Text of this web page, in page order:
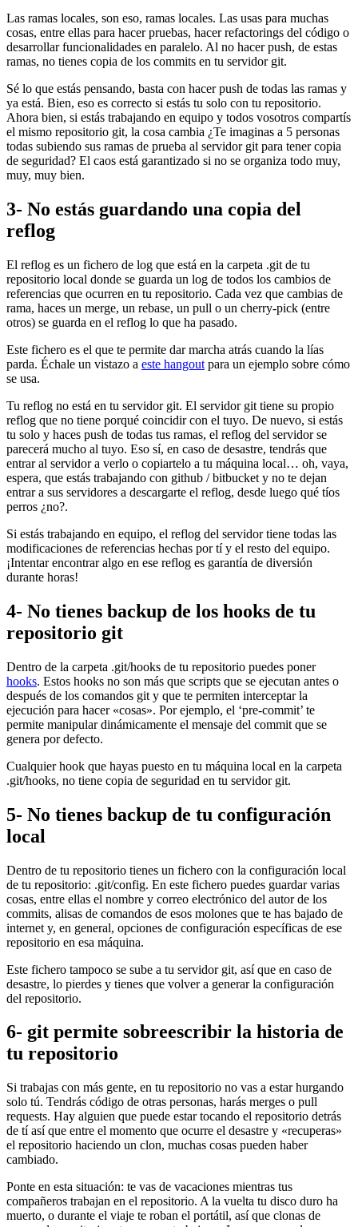
Las ramas locales, son eso, ramas locales. Las usas para muchas
cosas, entre ellas para hacer pruebas, hacer refactorings del código o
desarrollar funcionalidades en paralelo. Al no hacer push, de estas
ramas, no tienes copia de los commits en tu servidor git.
Sé lo que estás pensando, basta con hacer push de todas las ramas y
ya está. Bien, eso es correcto si estás tu solo con tu repositorio.
Ahora bien, si estás trabajando en equipo y todos vosotros compartís
el mismo repositorio git, la cosa cambia ¿Te imaginas a 5 personas
todas subiendo sus ramas de prueba al servidor git para tener copia
de seguridad? El caos está garantizado si no se organiza todo muy,
muy, muy bien.
3- No estás guardando una copia del
reflog
El reflog es un fichero de log que está en la carpeta .git de tu
repositorio local donde se guarda un log de todos los cambios de
referencias que ocurren en tu repositorio. Cada vez que cambias de
rama, haces un merge, un rebase, un pull o un cherry-pick (entre
otros) se guarda en el reflog lo que ha pasado.
Este fichero es el que te permite dar marcha atrás cuando la lías
parda. Échale un vistazo a este hangout para un ejemplo sobre cómo
se usa.
Tu reflog no está en tu servidor git. El servidor git tiene su propio
reflog que no tiene porqué coincidir con el tuyo. De nuevo, si estás
tu solo y haces push de todas tus ramas, el reflog del servidor se
parecerá mucho al tuyo. Eso sí, en caso de desastre, tendrás que
entrar al servidor a verlo o copiartelo a tu máquina local… oh, vaya,
espera, que estás trabajando con github / bitbucket y no te dejan
entrar a sus servidores a descargarte el reflog, desde luego qué tíos
perros ¿no?.
Si estás trabajando en equipo, el reflog del servidor tiene todas las
modificaciones de referencias hechas por tí y el resto del equipo.
¡Intentar encontrar algo en ese reflog es garantía de diversión
durante horas!
4- No tienes backup de los hooks de tu
repositorio git
Dentro de la carpeta .git/hooks de tu repositorio puedes poner
hooks. Estos hooks no son más que scripts que se ejecutan antes o
después de los comandos git y que te permiten interceptar la
ejecución para hacer «cosas». Por ejemplo, el ‘pre-commit’ te
permite manipular dinámicamente el mensaje del commit que se
genera por defecto.
Cualquier hook que hayas puesto en tu máquina local en la carpeta
.git/hooks, no tiene copia de seguridad en tu servidor git.
5- No tienes backup de tu configuración
local
Dentro de tu repositorio tienes un fichero con la configuración local
de tu repositorio: .git/config. En este fichero puedes guardar varias
cosas, entre ellas el nombre y correo electrónico del autor de los
commits, alisas de comandos de esos molones que te has bajado de
internet y, en general, opciones de configuración específicas de ese
repositorio en esa máquina.
Este fichero tampoco se sube a tu servidor git, así que en caso de
desastre, lo pierdes y tienes que volver a generar la configuración
del repositorio.
6- git permite sobreescribir la historia de
tu repositorio
Si trabajas con más gente, en tu repositorio no vas a estar hurgando
solo tú. Tendrás código de otras personas, harás merges o pull
requests. Hay alguien que puede estar tocando el repositorio detrás
de tí así que entre el momento que ocurre el desastre y «recuperas»
el repositorio haciendo un clon, muchas cosas pueden haber
cambiado.
Ponte en esta situación: te vas de vacaciones mientras tus
compañeros trabajan en el repositorio. A la vuelta tu disco duro ha
muerto, o durante el viaje te roban el portátil, así que clonas de